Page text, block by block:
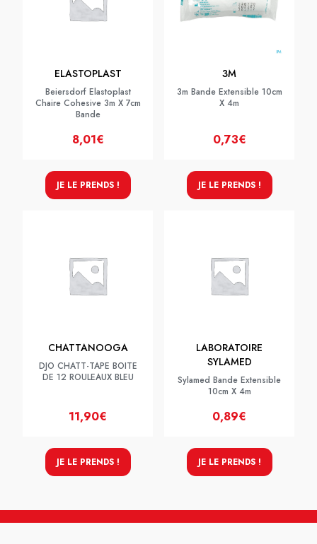
ELASTOPLAST
Beiersdorf Elastoplast
Chaire Cohesive 3m X 7cm
Bande
8,01€
JE LE PRENDS !
3M
3m Bande Extensible 10cm
X 4m
0,73€
JE LE PRENDS !
CHATTANOOGA
DJO CHATT-TAPE BOITE
DE 12 ROULEAUX BLEU
11,90€
JE LE PRENDS !
LABORATOIRE
SYLAMED
Sylamed Bande Extensible
10cm X 4m
0,89€
JE LE PRENDS !